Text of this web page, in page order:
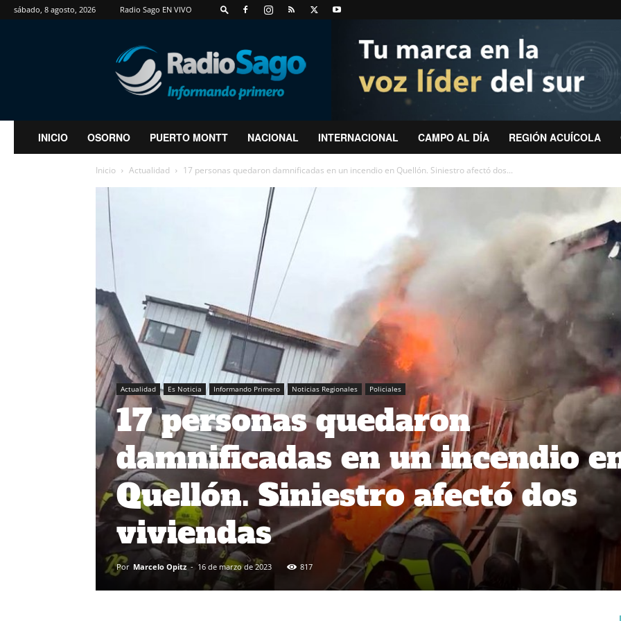
sábado, 8 agosto, 2026 Radio Sago EN VIVO
RadioSago
INICIO OSORNO PUERTO MONTT NACIONAL INTERNACIONAL CAMPO AL DÍA REGIÓN ACUÍCOLA
Inicio Actualidad 17 personas quedaron damnificadas en un incendio en Quellón. Siniestro afectó dos...
Actualidad Es Noticia Informando Primero Noticias Regionales Policiales
17 personas quedaron
damnificadas en un incendio
Quellón. Siniestro afectó dos
viviendas
Por Marcelo Opitz - 16 de marzo de 2023 817